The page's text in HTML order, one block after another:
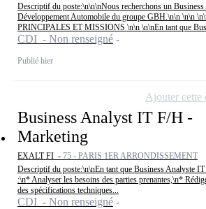
Descriptif du poste:\n\n\nNous recherchons un
Développement Automobile du groupe GBH.\n\n \n\n
PRINCIPALES ET MISSIONS \n\n \n\nEn tant que
CDI - Non renseigné
Publié hier
Business Analyst IT F/H -
Marketing
EXALT FI - 75 - PARIS 1ER ARRONDISSEMENT
Descriptif du poste:\n\nEn tant que Business Analyste
:\n* Analyser les besoins des parties prenantes,\n*
des spécifications techniques...
CDI - Non renseigné
Ajouter cette